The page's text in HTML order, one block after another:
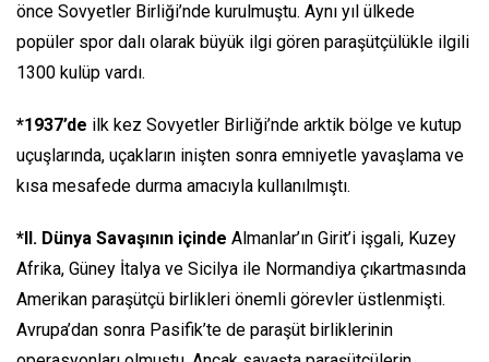
önce Sovyetler Birliği’nde kurulmuştu. Aynı yıl ülkede
popüler spor dalı olarak büyük ilgi gören paraşütçülükle ilgili
1300 kulüp vardı.
*1937’de ilk kez Sovyetler Birliği’nde arktik bölge ve kutup
uçuşlarında, uçakların inişten sonra emniyetle yavaşlama ve
kısa mesafede durma amacıyla kullanılmıştı.
*II. Dünya Savaşının içinde Almanlar’ın Girit’i işgali, Kuzey
Afrika, Güney İtalya ve Sicilya ile Normandiya çıkartmasında
Amerikan paraşütçü birlikleri önemli görevler üstlenmişti.
Avrupa’dan sonra Pasifik’te de paraşüt birliklerinin